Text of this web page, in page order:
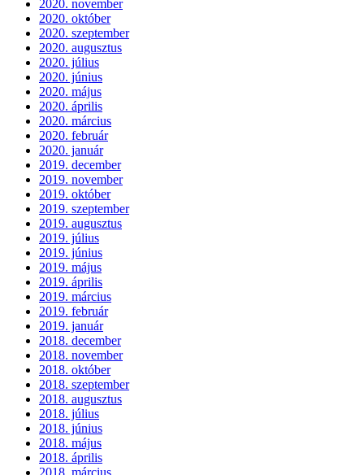
2020. november
2020. október
2020. szeptember
2020. augusztus
2020. július
2020. június
2020. május
2020. április
2020. március
2020. február
2020. január
2019. december
2019. november
2019. október
2019. szeptember
2019. augusztus
2019. július
2019. június
2019. május
2019. április
2019. március
2019. február
2019. január
2018. december
2018. november
2018. október
2018. szeptember
2018. augusztus
2018. július
2018. június
2018. május
2018. április
2018. március